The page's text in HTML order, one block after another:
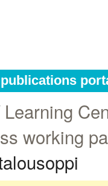
Learning
working